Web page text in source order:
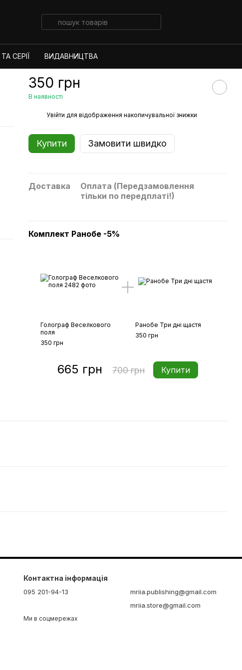
СЕРІЇ ВИДАВНИЦТВА
350 грн
В наявності
Увійти для відображення накопичувальної знижки
Купити Замовити швидко
Доставка
Оплата (Передзамовлення
тільки по передплаті!)
Комплект Ранобе -5%
Голограф Веселкового
поля
350 грн
Ранобе Три дні щастя
350 грн
665 грн 700 грн Купити
Контактна інформація
095 201-94-13
mriia.publishing@gmail.com
mriia.store@gmail.com
Ми в соцмережах